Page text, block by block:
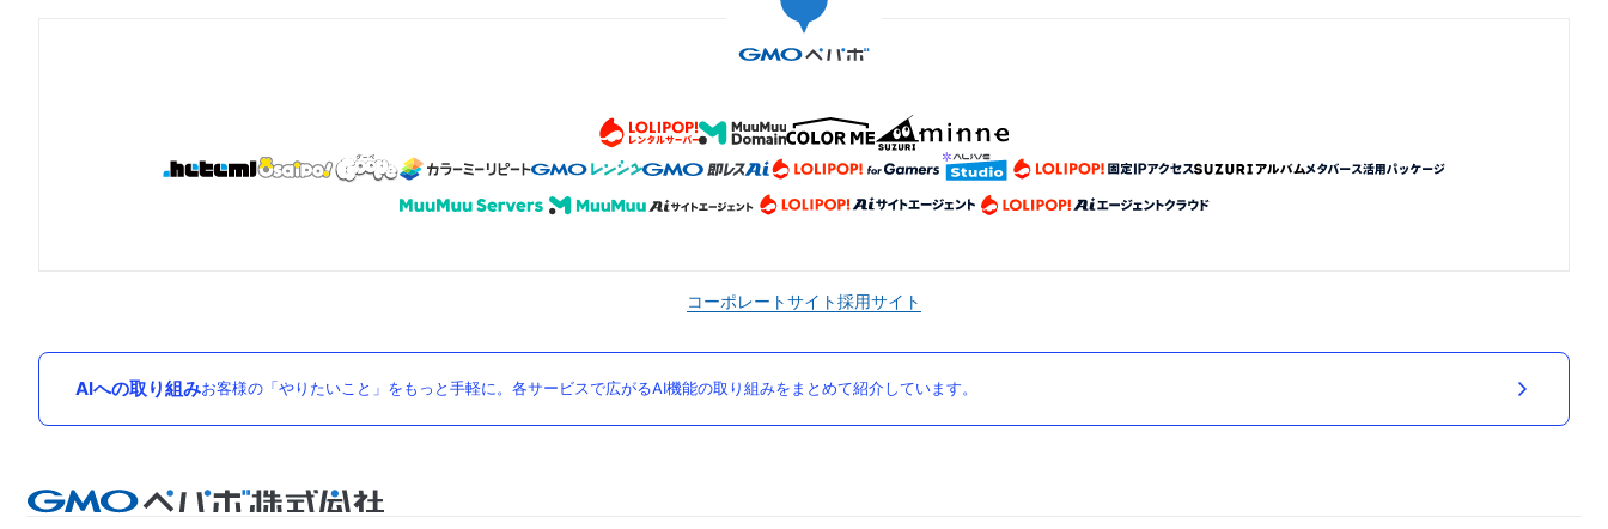
コーポレートサイト採用サイト
AIへの取り組みお客様の「やりたいこと」をもっと手軽に。各サービスで広がるAI機能の取り組みをまとめて紹介しています。